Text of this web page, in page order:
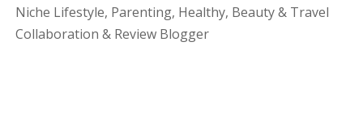
Niche Lifestyle, Parenting, Healthy, Beauty & Travel
Collaboration & Review Blogger